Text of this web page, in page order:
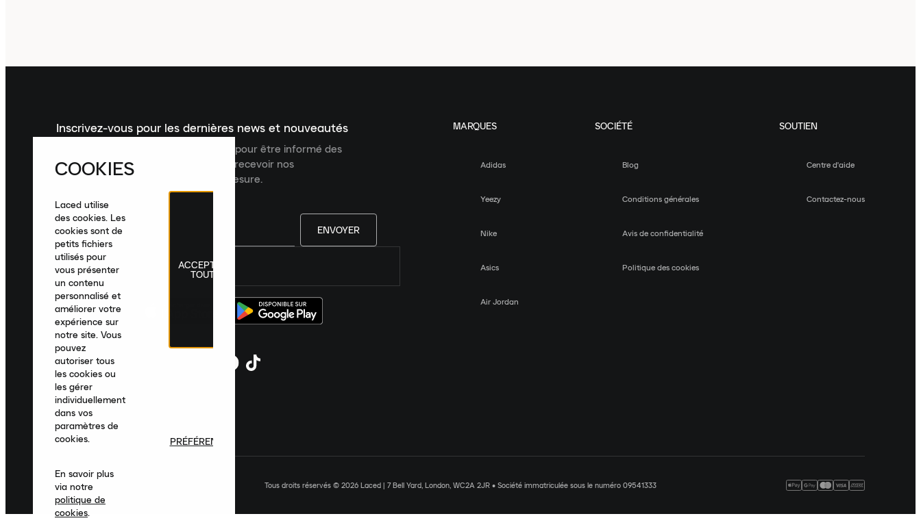
Inscrivez-vous pour les dernières news et nouveautés
Inscrivez-vous à la newsletter Laced pour être informé des
dernières nouveautés, collections et recevoir nos
recommandations de produits sur mesure.
ENVOYER
France|Français
MARQUES
Adidas
Yeezy
Nike
Asics
Air Jordan
SOCIÉTÉ
Blog
Conditions générales
Avis de confidentialité
Politique des cookies
SOUTIEN
Centre d'aide
Contactez-nous
Tous droits réservés © 2026 Laced | 7 Bell Yard, London, WC2A 2JR • Société immatriculée sous le numéro 09541333
COOKIES
Laced utilise
des cookies. Les
cookies sont de
petits fichiers
utilisés pour
vous présenter
un contenu
personnalisé et
améliorer votre
expérience sur
notre site. Vous
pouvez
autoriser tous
les cookies ou
les gérer
individuellement
dans vos
paramètres de
cookies.
En savoir plus
via notre
politique de
cookies.
ACCEPTER
TOUT
PRÉFÉRENCES